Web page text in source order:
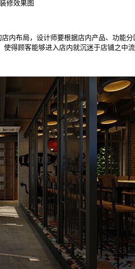
修效果图
布局，设计师要根据店内产品、功能分
得顾客能够进入店内就沉迷于店铺之中流